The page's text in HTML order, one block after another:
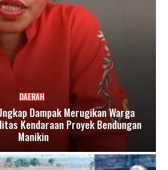
DAERAH
Dampak Merugikan Warga
Kendaraan Proyek Bendungan
Manikin